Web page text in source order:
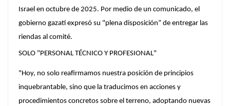
Israel en octubre de 2025. Por medio de un comunicado, el
gobierno gazatí expresó su "plena disposición” de entregar las
riendas al comité.
SOLO "PERSONAL TÉCNICO Y PROFESIONAL"
"Hoy, no solo reafirmamos nuestra posición de principios
inquebrantable, sino que la traducimos en acciones y
procedimientos concretos sobre el terreno, adoptando nuevas